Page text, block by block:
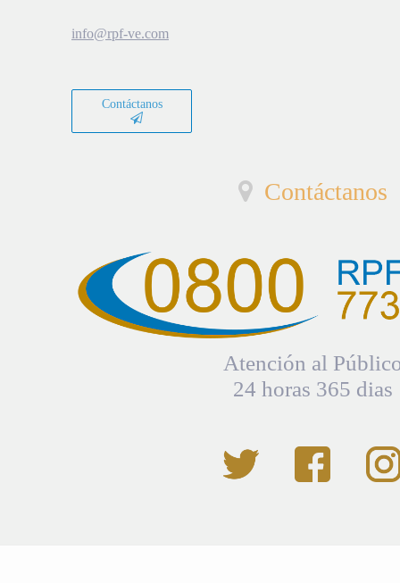
info@rpf-ve.com
Contáctanos
Contáctanos
Atención al
24 horas 365 dias